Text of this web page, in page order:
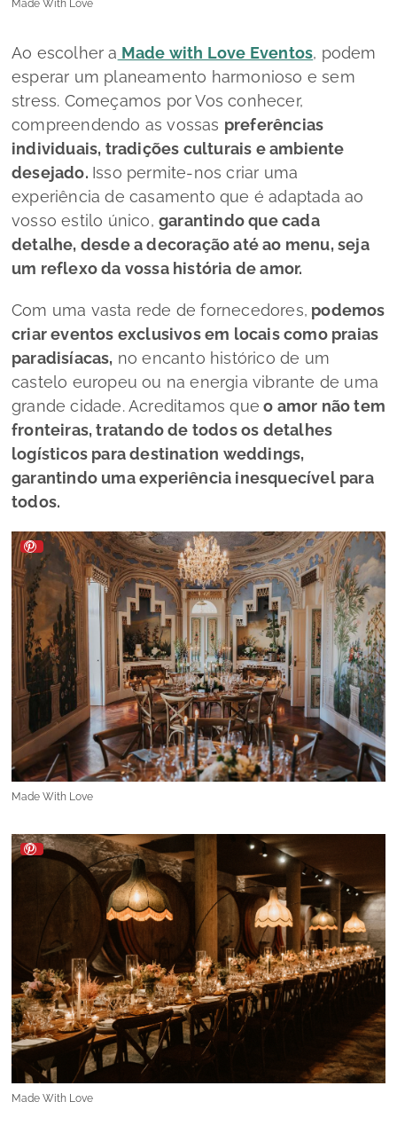
Made With Love
Ao escolher a Made with Love Eventos, podem
esperar um planeamento harmonioso e sem
stress. Começamos por Vos conhecer,
compreendendo as vossas preferências
individuais, tradições culturais e ambiente
desejado. Isso permite-nos criar uma
experiência de casamento que é adaptada ao
vosso estilo único, garantindo que cada
detalhe, desde a decoração até ao menu, seja
um reflexo da vossa história de amor.
Com uma vasta rede de fornecedores, podemos
criar eventos exclusivos em locais como praias
paradisíacas, no encanto histórico de um
castelo europeu ou na energia vibrante de uma
grande cidade. Acreditamos que o amor não tem
fronteiras, tratando de todos os detalhes
logísticos paradestination weddings,
garantindo uma experiência inesquecível para
todos.
Made With Love
Made With Love